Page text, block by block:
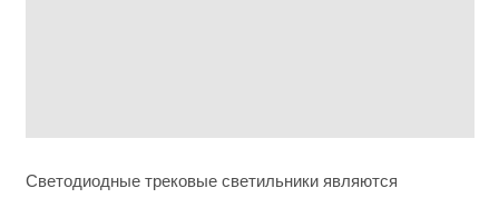
Светодиодные трековые светильники являются